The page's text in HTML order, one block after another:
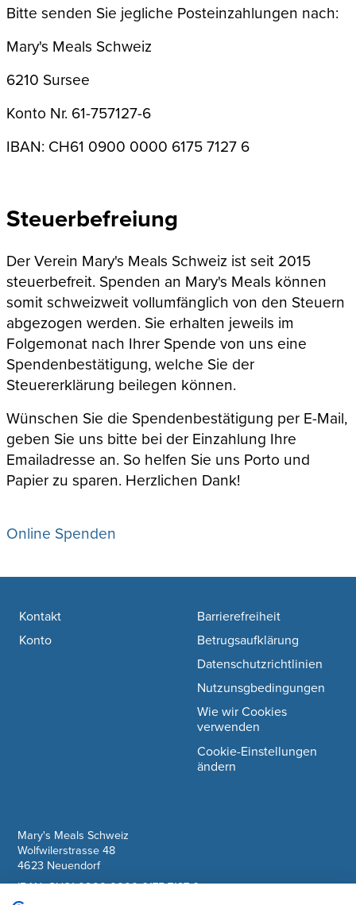
Bitte senden Sie jegliche Posteinzahlungen nach:
Mary's Meals Schweiz
6210 Sursee
Konto Nr. 61-757127-6
IBAN: CH61 0900 0000 6175 7127 6
Steuerbefreiung
Der Verein Mary's Meals Schweiz ist seit 2015
steuerbefreit. Spenden an Mary's Meals können
somit schweizweit vollumfänglich von den Steuern
abgezogen werden. Sie erhalten jeweils im
Folgemonat nach Ihrer Spende von uns eine
Spendenbestätigung, welche Sie der
Steuererklärung beilegen können.
Wünschen Sie die Spendenbestätigung per E-Mail,
geben Sie uns bitte bei der Einzahlung Ihre
Emailadresse an. So helfen Sie uns Porto und
Papier zu sparen. Herzlichen Dank!
Online Spenden
Footer navigation
Mary's Meals Schweiz
Wolfwilerstrasse 48
4623 Neuendorf
IBAN: CH61 0900 0000 6175 7127 6
Kontakt
Konto
Barrierefreiheit
Betrugsaufklärung
Datenschutzrichtlinien
Nutzunsgbedingungen
Wie wir Cookies
verwenden
Cookie-Einstellungen
ändern